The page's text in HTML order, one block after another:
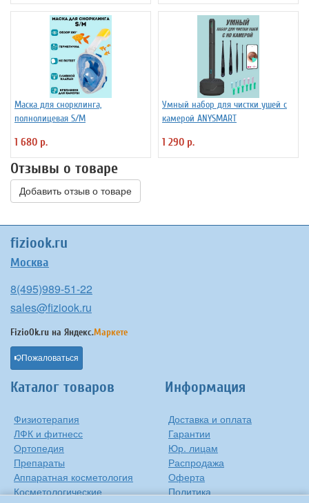
Маска для снорклинга,
полнолицевая S/M
1 680 р.
Умный набор для чистки ушей с
камерой ANYSMART
1 290 р.
Отзывы о товаре
Добавить отзыв о товаре
fiziook.ru
Москва
8(495)989-51-22
sales@fiziook.ru
FizioOk.ru на Яндекс.Маркете
Пожаловаться
Каталог товаров
Физиотерапия
ЛФК и фитнесс
Ортопедия
Препараты
Аппаратная косметология
Косметологические
Информация
Доставка и оплата
Гарантии
Юр. лицам
Распродажа
Оферта
Политика